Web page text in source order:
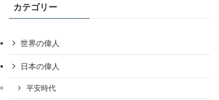
カテゴリー
世界の偉人
日本の偉人
平安時代